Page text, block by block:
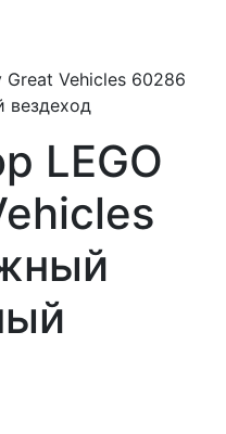
Great Vehicles 60286
вездеход
LEGO